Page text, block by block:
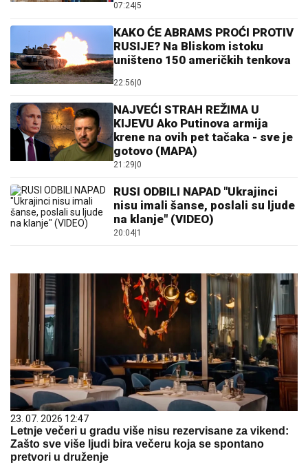
07:24 5
KAKO ĆE ABRAMS PROĆI PROTIV
RUSIJE? Na Bliskom istoku
uništeno 150 američkih tenkova
22:56 0
NAJVEĆI STRAH REŽIMA U
KIJEVU Ako Putinova armija
krene na ovih pet tačaka - sve je
gotovo (MAPA)
21:29 0
RUSI ODBILI NAPAD "Ukrajinci
nisu imali šanse, poslali su ljude
na klanje" (VIDEO)
20:04 1
23. 07. 2026 12:47
Letnje večeri u gradu više nisu rezervisane za vikend:
Zašto sve više ljudi bira večeru koja se spontano
pretvori u druženje